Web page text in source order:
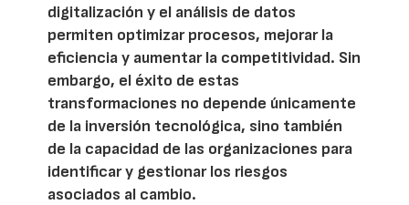
digitalización y el análisis de datos
permiten optimizar procesos, mejorar la
eficiencia y aumentar la competitividad. Sin
embargo, el éxito de estas
transformaciones no depende únicamente
de la inversión tecnológica, sino también
de la capacidad de las organizaciones para
identificar y gestionar los riesgos
asociados al cambio.